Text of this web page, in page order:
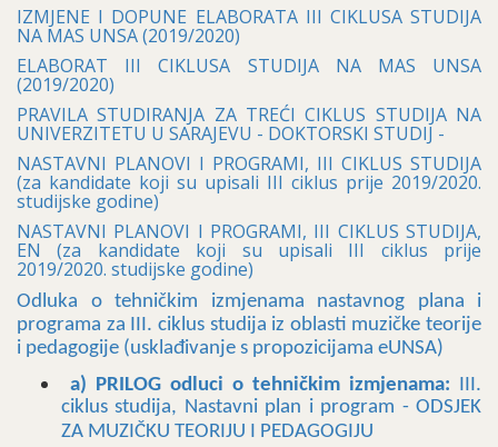
IZMJENE I DOPUNE ELABORATA III CIKLUSA STUDIJA
NA MAS UNSA (2019/2020)
ELABORAT III CIKLUSA STUDIJA NA MAS UNSA
(2019/2020)
PRAVILA STUDIRANJA ZA TREĆI CIKLUS STUDIJA NA
UNIVERZITETU U SARAJEVU - DOKTORSKI STUDIJ -
NASTAVNI PLANOVI I PROGRAMI, III CIKLUS STUDIJA
(za kandidate koji su upisali III ciklus prije 2019/2020.
studijske godine)
NASTAVNI PLANOVI I PROGRAMI, III CIKLUS STUDIJA,
EN (za kandidate koji su upisali III ciklus prije
2019/2020. studijske godine)
Odluka o tehničkim izmjenama nastavnog plana i
programa za III. ciklus studija iz oblasti muzičke teorije
i pedagogije (usklađivanje s propozicijama eUNSA)
a) PRILOG odluci o tehničkim izmjenama: III.
ciklus studija, Nastavni plan i program - ODSJEK
ZA MUZIČKU TEORIJU I PEDAGOGIJU